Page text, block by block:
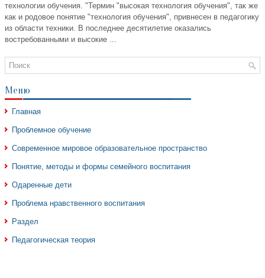
технологии обучения. "Термин "высокая технология обучения", так же
как и родовое понятие "технология обучения", привнесен в педагогику
из области техники. В последнее десятилетие оказались
востребованными и высокие ...
Меню
Главная
Проблемное обучение
Современное мировое образовательное пространство
Понятие, методы и формы семейного воспитания
Одаренные дети
Проблема нравственного воспитания
Раздел
Педагогическая теория